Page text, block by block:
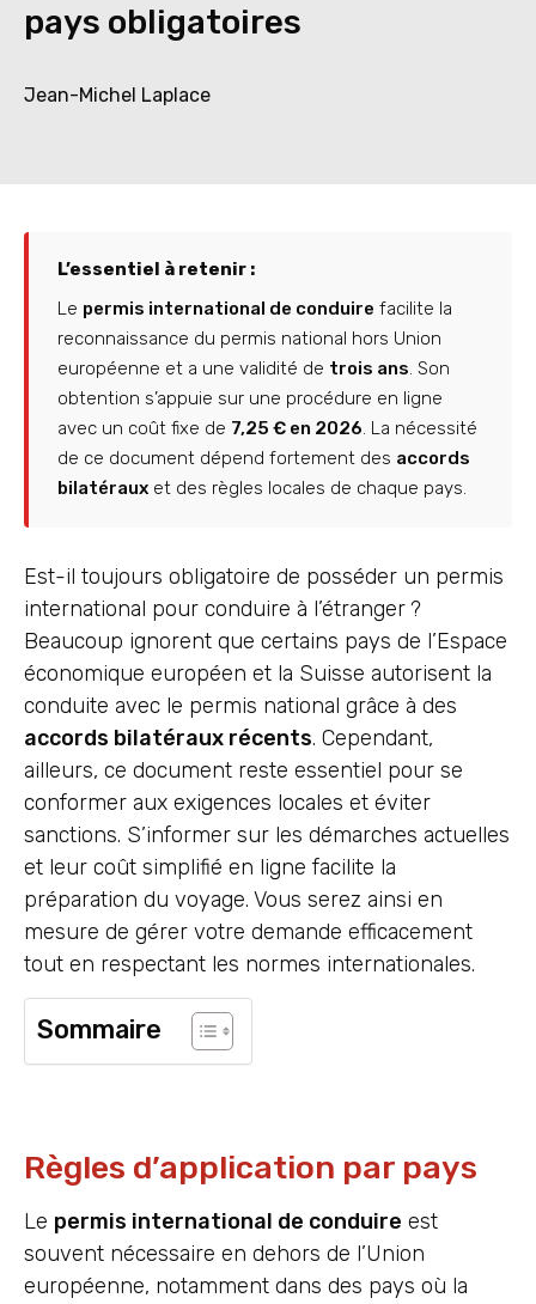
pays obligatoires
Jean-Michel Laplace
L’essentiel à retenir :
Le permis international de conduire facilite la
reconnaissance du permis national hors Union
européenne et a une validité de trois ans. Son
obtention s’appuie sur une procédure en ligne
avec un coût fixe de 7,25 € en 2026. La nécessité
de ce document dépend fortement des accords
bilatéraux et des règles locales de chaque pays.
Est-il toujours obligatoire de posséder un permis
international pour conduire à l’étranger ?
Beaucoup ignorent que certains pays de l’Espace
économique européen et la Suisse autorisent la
conduite avec le permis national grâce à des
accords bilatéraux récents. Cependant,
ailleurs, ce document reste essentiel pour se
conformer aux exigences locales et éviter
sanctions. S’informer sur les démarches actuelles
et leur coût simplifié en ligne facilite la
préparation du voyage. Vous serez ainsi en
mesure de gérer votre demande efficacement
tout en respectant les normes internationales.
Sommaire
Règles d’application par pays
Le permis international de conduire est
souvent nécessaire en dehors de l’Union
européenne, notamment dans des pays où la